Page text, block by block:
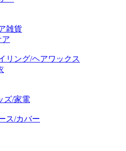
雑貨
ア
リング/ヘアワックス
ズ/家電
ス/カバー